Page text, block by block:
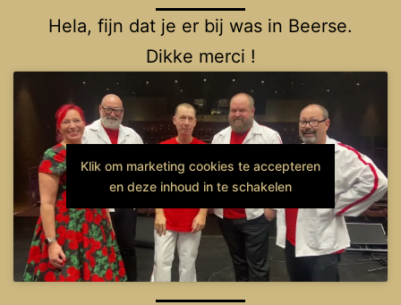
Hela, fijn dat je er bij was in Beerse.
Dikke merci !
Klik om marketing cookies te accepteren
en deze inhoud in te schakelen